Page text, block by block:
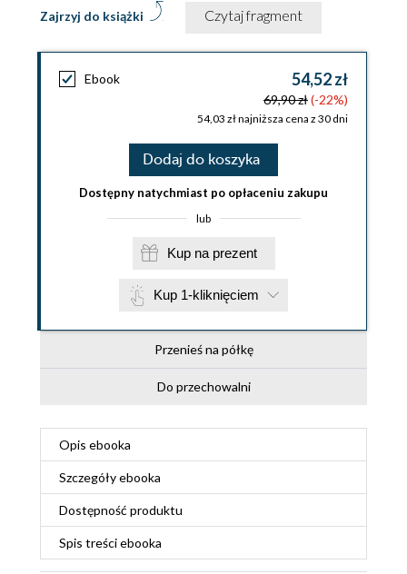
Zajrzyj do książki Czytaj fragment
Ebook 54,52 zł
69,90 zł(-22%)
54,03 zł najniższa cena z 30 dni
Dodaj do koszyka
Dostępny natychmiast po opłaceniu zakupu
lub
Kup na prezent
Kup 1-kliknięciem
Przenieś na półkę
Do przechowalni
Opis ebooka
Szczegółyebooka
Dostępność produktu
Spis treściebooka